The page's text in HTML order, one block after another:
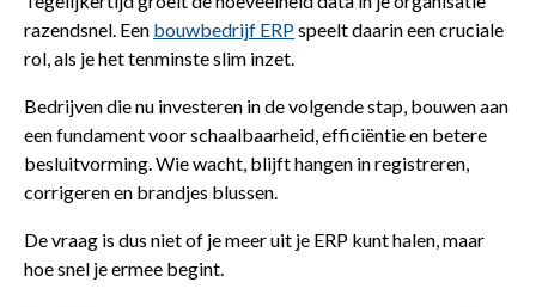
razendsnel. Een bouwbedrijf ERPspeelt daarin een cruciale
rol, als je het tenminste slim inzet.
Bedrijven die nu investeren in de volgende stap, bouwen aan
een fundament voor schaalbaarheid, efficiëntie en betere
besluitvorming. Wie wacht, blijft hangen in registreren,
corrigeren en brandjes blussen.
De vraag is dus niet of je meer uit je ERP kunt halen, maar
hoe snel je ermee begint.